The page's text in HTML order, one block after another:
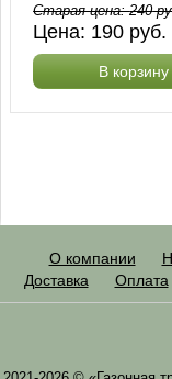
Старая цена:240
Цена: 190 руб.
В корзину
О компании
Доставка
Оплата